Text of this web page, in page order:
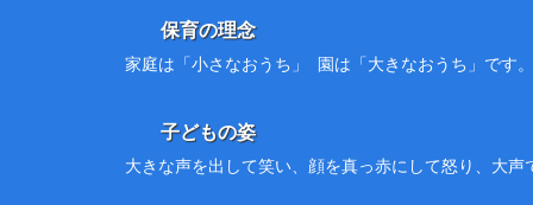
保育の理念
家庭は「小さなおうち」 園は「大きなおうち」です
子どもの姿
大きな声を出して笑い、顔を真っ赤にして怒り、大